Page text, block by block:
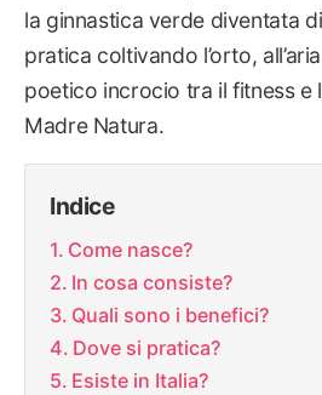
la ginnastica verde diventata
pratica coltivando l’orto,
poetico incrocio tra il fitness e
Madre Natura.
Indice
Come nasce?
In cosa consiste?
Quali sono i benefici?
Dove si pratica?
Esiste in Italia?